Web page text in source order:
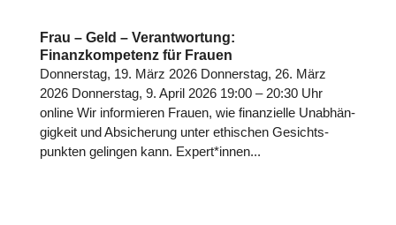
Frau – Geld – Verantwortung:
Finanzkompetenz für Frauen
Don­ners­tag, 19. März 2026 Don­ners­tag, 26. März
2026 Don­ners­tag, 9. April 2026 19:00 – 20:30 Uhr
online Wir infor­mie­ren Frauen, wie finan­zi­elle Unab­hän­
gig­keit und Absi­che­rung unter ethi­schen Gesichts­
punk­ten gelingen kann. Expert*innen...